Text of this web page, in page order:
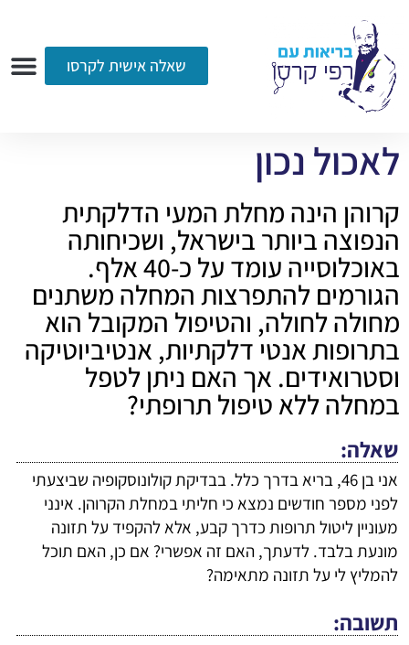
שאלה אישית לקרסו
לאכול נכון
קרוהן הינה מחלת המעי הדלקתית
הנפוצה ביותר בישראל, ושכיחותה
באוכלוסייה עומד על כ-40 אלף.
הגורמים להתפרצות המחלה משתנים
מחולה לחולה, והטיפול המקובל הוא
בתרופות אנטי דלקתיות, אנטיביוטיקה
וסטרואידים. אך האם ניתן לטפל
במחלה ללא טיפול תרופתי?
שאלה
אני בן 46, בריא בדרך כלל. בבדיקת קולונוסקופיה שביצעתי
לפני מספר חודשים נמצא כי חליתי במחלת הקרוהן. אינני
מעוניין ליטול תרופות כדרך קבע, אלא להקפיד על תזונה
מונעת בלבד. לדעתך, האם זה אפשרי? אם כן, האם תוכל
להמליץ לי על תזונה מתאימה?
תשובה